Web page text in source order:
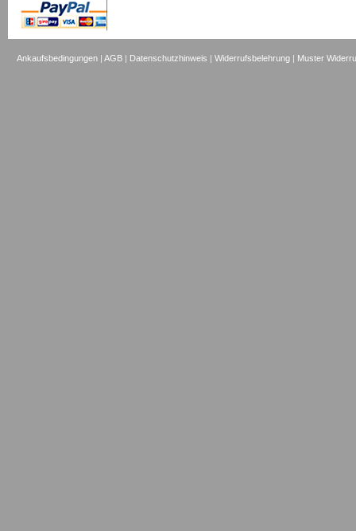
Ankaufsbedingungen |AGB | Datenschutzhinweis |Widerrufsbelehrung | Muster